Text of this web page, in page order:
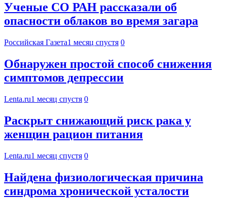
Ученые СО РАН рассказали об
опасности облаков во время загара
Российская Газета1 месяц спустя 0
Обнаружен простой способ снижения
симптомов депрессии
Lenta.ru1 месяц спустя 0
Раскрыт снижающий риск рака у
женщин рацион питания
Lenta.ru1 месяц спустя 0
Найдена физиологическая причина
синдрома хронической усталости